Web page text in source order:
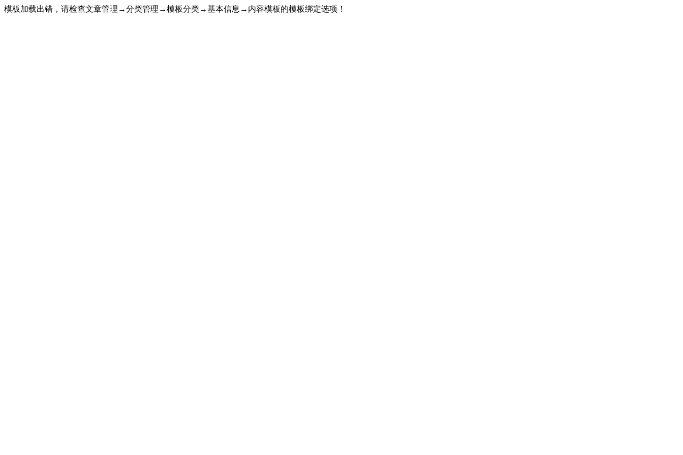
模板加载出错，请检查文章管理→分类管理→模板分类→基本信息→内容模板的模板绑定选项！